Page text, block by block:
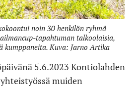
noin 30 henkilön ryhmä
tapahtuman talkoolaisia,
kumppaneita. Kuva: Jarno Artika
5.6.2023 Kontiolahden
muiden